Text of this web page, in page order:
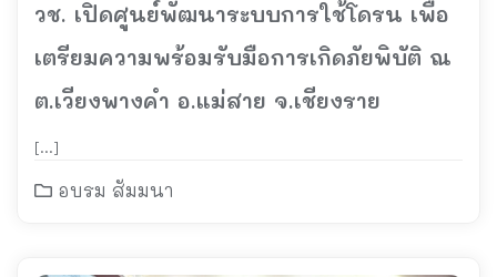
วช. เปิดศูนย์พัฒนาระบบการใช้โดรน เพื่อ
เตรียมความพร้อมรับมือการเกิดภัยพิบัติ ณ
ต.เวียงพางคำ อ.แม่สาย จ.เชียงราย
[…]
อบรม สัมมนา